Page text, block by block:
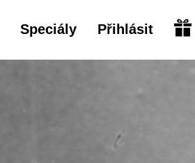
Speciály Přihlásit